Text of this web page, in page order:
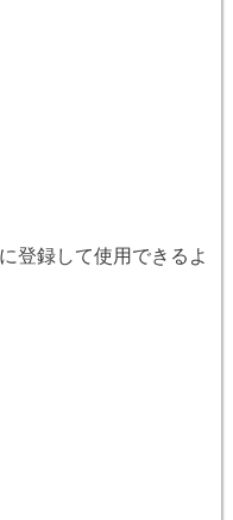
に登録して使用できるよ